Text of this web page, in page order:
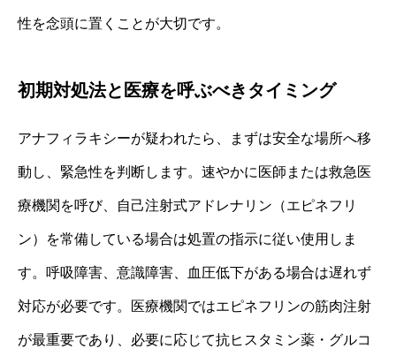
性を念頭に置くことが大切です。
初期対処法と医療を呼ぶべきタイミング
アナフィラキシーが疑われたら、まずは安全な場所へ移
動し、緊急性を判断します。速やかに医師または救急医
療機関を呼び、自己注射式アドレナリン（エピネフリ
ン）を常備している場合は処置の指示に従い使用しま
す。呼吸障害、意識障害、血圧低下がある場合は遅れず
対応が必要です。医療機関ではエピネフリンの筋肉注射
が最重要であり、必要に応じて抗ヒスタミン薬・グルコ